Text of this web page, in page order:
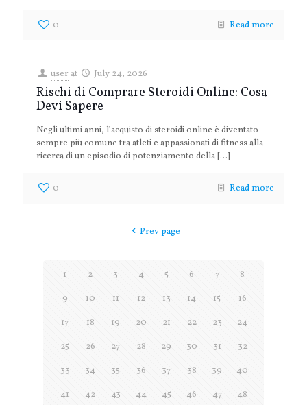
0 Read more
user at July 24, 2026
Rischi di Comprare Steroidi Online: Cosa
Devi Sapere
Negli ultimi anni, l’acquisto di steroidi online è diventato
sempre più comune tra atleti e appassionati di fitness alla
ricerca di un episodio di potenziamento della[…]
0 Read more
Prev page
1 2 3 4 5 6 7
8
9
10 11 12 13 14 15
16
17
18 19 20 21 22 23
24
25
26 27 28 29 30 31
32
33
34 35 36 37 38 39
40
41
42 43 44 45 46 47
48